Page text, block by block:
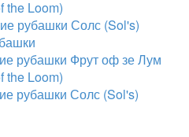
the Loom)
рубашки Солс (Sol's)
рубашки Фрут оф зе Лум
the Loom)
рубашки Солс (Sol's)